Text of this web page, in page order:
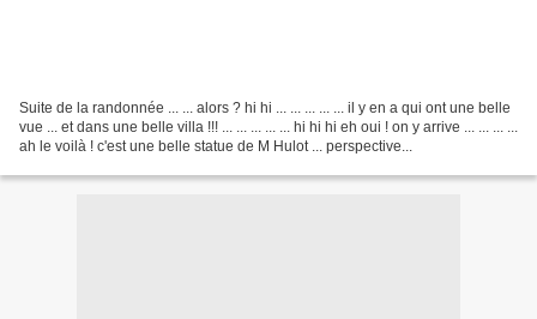
Suite de la randonnée ... ... alors ? hi hi ... ... ... ... ... il y en a qui ont une belle
vue ... et dans une belle villa !!! ... ... ... ... ... hi hi hi eh oui ! on y arrive ... ... ... ...
ah le voilà ! c'est une belle statue de M Hulot ... perspective...